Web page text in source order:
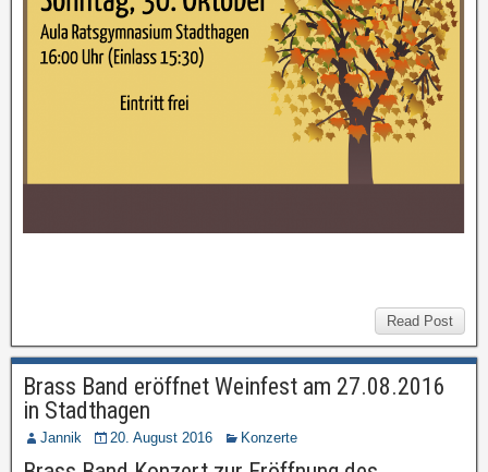
Read Post
Brass Band eröffnet Weinfest am 27.08.2016
in Stadthagen
Jannik 20. August 2016 Konzerte